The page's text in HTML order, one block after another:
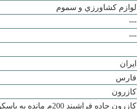
لوازم کشاورزي و سموم
---
---
ایران
فارس
کازرون
کازرون جاده فراشبند 200م مانده به باسکول طاوسي